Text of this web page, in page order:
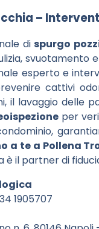
–
dispurgo
svuotamento
esperto e
cattivi
il lavaggio delle
per
a te a Pollena
è il partner di
1905707